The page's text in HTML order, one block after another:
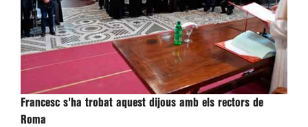
Francesc s'ha trobat aquest dijous amb els rectors de
Roma